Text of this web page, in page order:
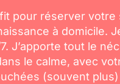
pour réserver votre
à domicile.
J’apporte tout le
le calme, avec
(souvent